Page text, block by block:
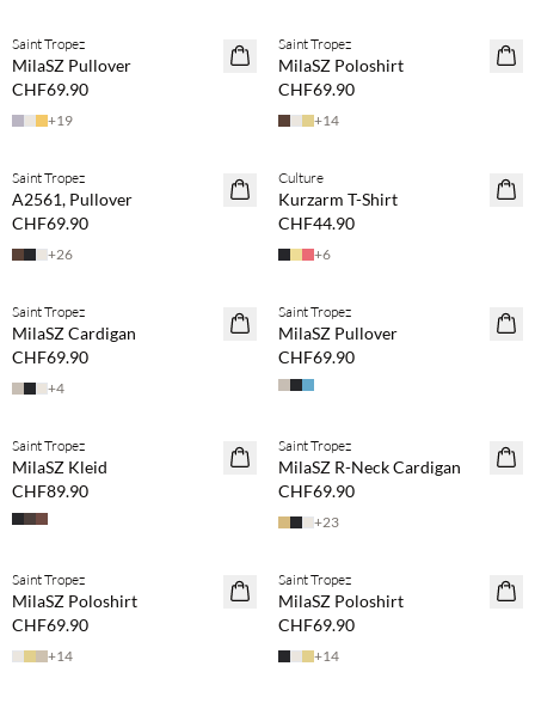
NEUHEITEN
Saint Tropez
MilaSZ Pullover
CHF69.90
+19
NEUHEITEN
Saint Tropez
MilaSZ Poloshirt
CHF69.90
+14
NEUHEITEN
Saint Tropez
A2561, Pullover
CHF69.90
+26
Culture
Kurzarm T-Shirt
CHF44.90
+6
Saint Tropez
MilaSZ Cardigan
CHF69.90
+4
Saint Tropez
MilaSZ Pullover
CHF69.90
Saint Tropez
MilaSZ Kleid
CHF89.90
Saint Tropez
MilaSZ R-Neck Cardigan
CHF69.90
+23
Saint Tropez
MilaSZ Poloshirt
CHF69.90
+14
Saint Tropez
MilaSZ Poloshirt
CHF69.90
+14